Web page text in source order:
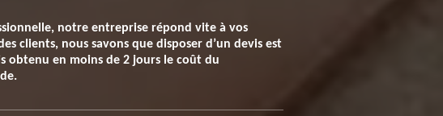
notre entreprise répond vite à vos
clients, nous savons que disposer d’un devis est
obtenu en moins de 2 jours le coût du